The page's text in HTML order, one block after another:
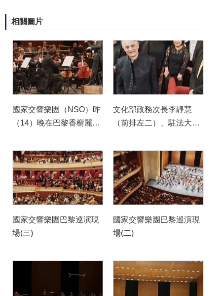
相關圖片
國家交響樂團（NSO）昨
（14）晚在巴黎香榭麗舍
臺灣作曲家李元貞《美濃
之道》，讓歐洲觀眾乘著
樂音認識臺灣這塊土地。
（NSO提供）
文化部政務次長李靜慧
（前排左二）、駐法大使
化部駐法國臺灣文化中心
主任胡晴舫（前排右一）
於表演結束後，前往後台
向國家交響樂團（NSO）
執行長郭玟岑（前排左
一）及音樂總監準．馬寇
爾（Jun Märkl，前排中）
國家交響樂團巴黎巡演現
場(三)
國家交響樂團巴黎巡演現
場(二)